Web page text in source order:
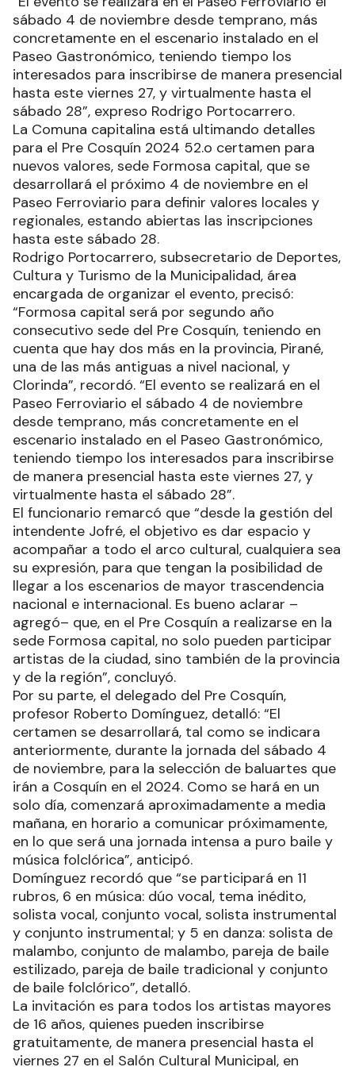
sábado 4 de noviembre desde temprano, más
concretamente en el escenario instalado en el
Paseo Gastronómico, teniendo tiempo los
interesados para inscribirse de manera presencial
hasta este viernes 27, y virtualmente hasta el
sábado 28”, expreso Rodrigo Portocarrero.
La Comuna capitalina está ultimando detalles
para el Pre Cosquín 2024 52.o certamen para
nuevos valores, sede Formosa capital, que se
desarrollará el próximo 4 de noviembre en el
Paseo Ferroviario para definir valores locales y
regionales, estando abiertas las inscripciones
hasta este sábado 28.
Rodrigo Portocarrero, subsecretario de Deportes,
Cultura y Turismo de la Municipalidad, área
encargada de organizar el evento, precisó:
“Formosa capital será por segundo año
consecutivo sede del Pre Cosquín, teniendo en
cuenta que hay dos más en la provincia, Pirané,
una de las más antiguas a nivel nacional, y
Clorinda”, recordó. “El evento se realizará en el
Paseo Ferroviario el sábado 4 de noviembre
desde temprano, más concretamente en el
escenario instalado en el Paseo Gastronómico,
teniendo tiempo los interesados para inscribirse
de manera presencial hasta este viernes 27, y
virtualmente hasta el sábado 28”.
El funcionario remarcó que “desde la gestión del
intendente Jofré, el objetivo es dar espacio y
acompañar a todo el arco cultural, cualquiera sea
su expresión, para que tengan la posibilidad de
llegar a los escenarios de mayor trascendencia
nacional e internacional. Es bueno aclarar –
agregó– que, en el Pre Cosquín a realizarse en la
sede Formosa capital, no solo pueden participar
artistas de la ciudad, sino también de la provincia
y de la región”, concluyó.
Por su parte, el delegado del Pre Cosquín,
profesor Roberto Domínguez, detalló: “El
certamen se desarrollará, tal como se indicara
anteriormente, durante la jornada del sábado 4
de noviembre, para la selección de baluartes que
irán a Cosquín en el 2024. Como se hará en un
solo día, comenzará aproximadamente a media
mañana, en horario a comunicar próximamente,
en lo que será una jornada intensa a puro baile y
música folclórica”, anticipó.
Domínguez recordó que “se participará en 11
rubros, 6 en música: dúo vocal, tema inédito,
solista vocal, conjunto vocal, solista instrumental
y conjunto instrumental; y 5 en danza: solista de
malambo, conjunto de malambo, pareja de baile
estilizado, pareja de baile tradicional y conjunto
de baile folclórico”, detalló.
La invitación es para todos los artistas mayores
de 16 años, quienes pueden inscribirse
gratuitamente, de manera presencial hasta el
viernes 27 en el Salón Cultural Municipal, en